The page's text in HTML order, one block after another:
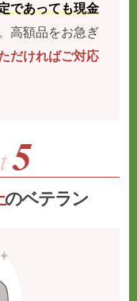
であっても現金
高額品をお急ぎ
だければご対応
のベテラン